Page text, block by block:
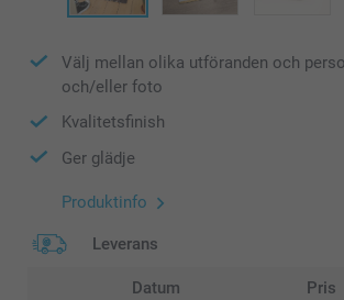
Välj mellan olika utföranden och
och/eller foto
Kvalitetsfinish
Ger glädje
Produktinfo
Leverans
Datum Pris